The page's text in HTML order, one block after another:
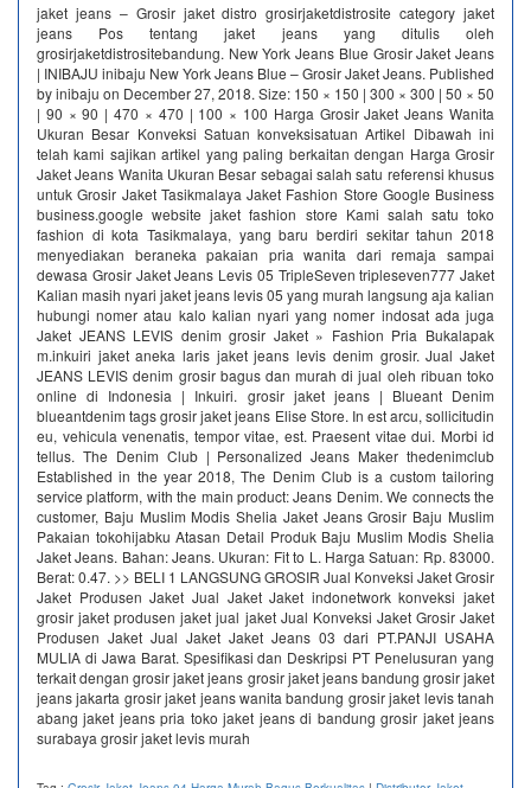
jaket jeans – Grosir jaket distro grosirjaketdistrosite category jaket
jeans Pos tentang jaket jeans yang ditulis oleh
grosirjaketdistrositebandung. New York Jeans Blue Grosir Jaket Jeans
| INIBAJU inibaju New York Jeans Blue – Grosir Jaket Jeans. Published
by inibaju on December 27, 2018. Size: 150 × 150 | 300 × 300 | 50 × 50
| 90 × 90 | 470 × 470 | 100 × 100 Harga Grosir Jaket Jeans Wanita
Ukuran Besar Konveksi Satuan konveksisatuan Artikel Dibawah ini
telah kami sajikan artikel yang paling berkaitan dengan Harga Grosir
Jaket Jeans Wanita Ukuran Besar sebagai salah satu referensi khusus
untuk Grosir Jaket Tasikmalaya Jaket Fashion Store Google Business
business.google website jaket fashion store Kami salah satu toko
fashion di kota Tasikmalaya, yang baru berdiri sekitar tahun 2018
menyediakan beraneka pakaian pria wanita dari remaja sampai
dewasa Grosir Jaket Jeans Levis 05 TripleSeven tripleseven777 Jaket
Kalian masih nyari jaket jeans levis 05 yang murah langsung aja kalian
hubungi nomer atau kalo kalian nyari yang nomer indosat ada juga
Jaket JEANS LEVIS denim grosir Jaket » Fashion Pria Bukalapak
m.inkuiri jaket aneka laris jaket jeans levis denim grosir. Jual Jaket
JEANS LEVIS denim grosir bagus dan murah di jual oleh ribuan toko
online di Indonesia | Inkuiri. grosir jaket jeans | Blueant Denim
blueantdenim tags grosir jaket jeans Elise Store. In est arcu, sollicitudin
eu, vehicula venenatis, tempor vitae, est. Praesent vitae dui. Morbi id
tellus. The Denim Club | Personalized Jeans Maker thedenimclub
Established in the year 2018, The Denim Club is a custom tailoring
service platform, with the main product: Jeans Denim. We connects the
customer, Baju Muslim Modis Shelia Jaket Jeans Grosir Baju Muslim
Pakaian tokohijabku Atasan Detail Produk Baju Muslim Modis Shelia
Jaket Jeans. Bahan: Jeans. Ukuran: Fit to L. Harga Satuan: Rp. 83000.
Berat: 0.47. >> BELI 1 LANGSUNG GROSIR Jual Konveksi Jaket Grosir
Jaket Produsen Jaket Jual Jaket Jaket indonetwork konveksi jaket
grosir jaket produsen jaket jual jaket Jual Konveksi Jaket Grosir Jaket
Produsen Jaket Jual Jaket Jaket Jeans 03 dari PT.PANJI USAHA
MULIA di Jawa Barat. Spesifikasi dan Deskripsi PT Penelusuran yang
terkait dengan grosir jaket jeans grosir jaket jeans bandung grosir jaket
jeans jakarta grosir jaket jeans wanita bandung grosir jaket levis tanah
abang jaket jeans pria toko jaket jeans di bandung grosir jaket jeans
surabaya grosir jaket levis murah